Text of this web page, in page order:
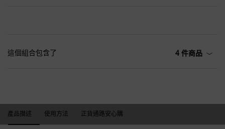
這個組合包含了 4 件商品
產品描述
產品描述 使用方法 正貨通路安心購